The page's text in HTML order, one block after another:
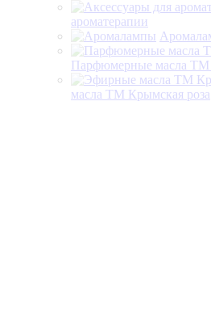
ароматерапии
Парфюмерные масла ТМ
масла ТМ Крымская роза